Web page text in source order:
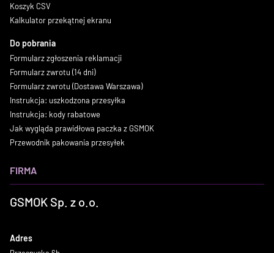
Koszyk CSV
Kalkulator przekątnej ekranu
Do pobrania
Formularz zgłoszenia reklamacji
Formularz zwrotu (14 dni)
Formularz zwrotu (Dostawa Warszawa)
Instrukcja: uszkodzona przesyłka
Instrukcja: kody rabatowe
Jak wygląda prawidłowa paczka z GSMOK
Przewodnik pakowania przesyłek
FIRMA
GSMOK Sp. z o.o.
Adres